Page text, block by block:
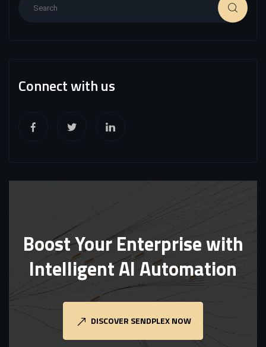
Connect with us
Boost Your Enterprise with
Intelligent AI Automation
DISCOVER SENDPLEX NOW